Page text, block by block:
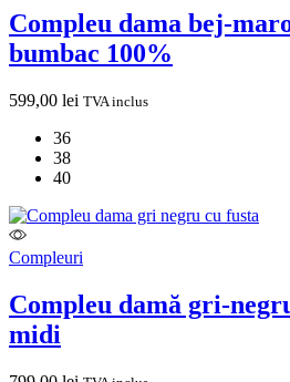
Compleu dama bej-
bumbac 100%
599,00 lei TVA inclus
36
38
40
Compleuri
Compleu damă gri-
midi